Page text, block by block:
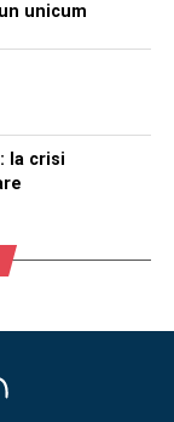
unicum
la crisi